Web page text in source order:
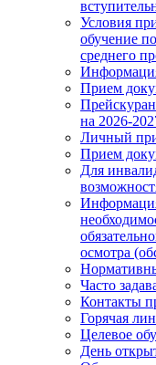
Условия
обучение
среднего
Прием
на 2026-
Личный
Прием
Для
осмотра
Часто
Контакты
Горячая
Целевое
День